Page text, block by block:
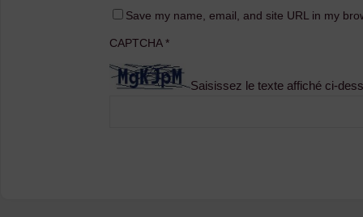
Save my name, email, and site URL in my
CAPTCHA*
Saisissez le texte affiché ci-